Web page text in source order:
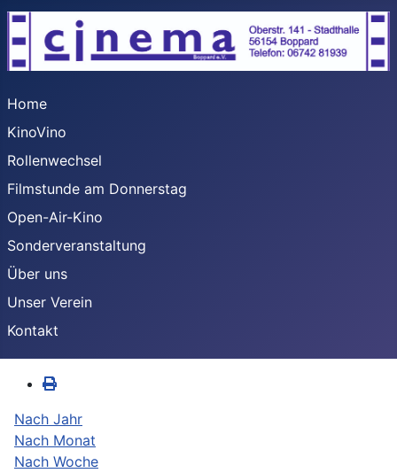
Home
KinoVino
Rollenwechsel
Filmstunde am Donnerstag
Open-Air-Kino
Sonderveranstaltung
Über uns
Unser Verein
Kontakt
Nach Jahr
Nach Monat
Nach Woche